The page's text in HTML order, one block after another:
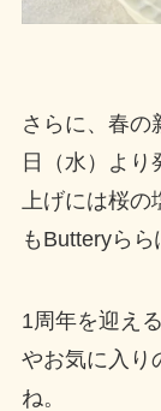
さらに、春の
日（水）より
上げには桜
もButteryらら
1周年を迎え
やお気に入り
ね。